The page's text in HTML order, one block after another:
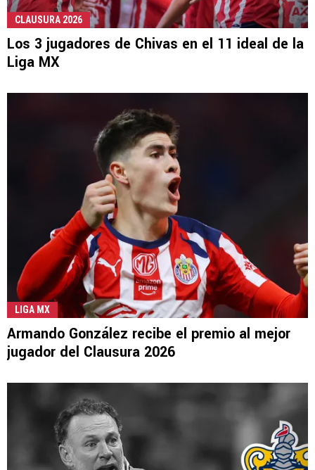
CLAUSURA 2026
Los 3 jugadores de Chivas en el 11 ideal de la
Liga MX
LIGA MX
Armando González recibe el premio al mejor
jugador del Clausura 2026